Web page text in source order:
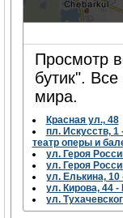
Просмотр
бутик".
мира.
Красная ул., 48
пл. Искусств,
театр оперы и
ул. Героя
ул. Героя
ул. Елькина,
ул. Кирова, 44
ул.